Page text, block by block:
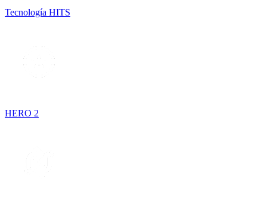
Tecnología HITS
HERO 2